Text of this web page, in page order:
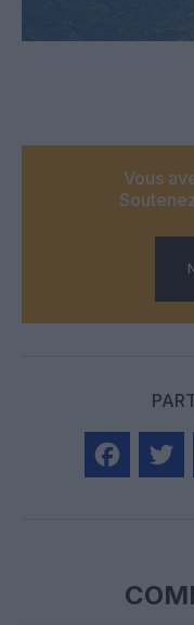
Vous